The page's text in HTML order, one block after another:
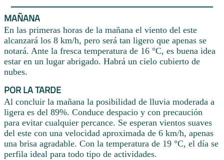
MAÑANA
En las primeras horas de la mañana el viento del este
alcanzará los 8 km/h, pero será tan ligero que apenas se
notará. Ante la fresca temperatura de 16 °C, es buena idea
estar en un lugar abrigado. Habrá un cielo cubierto de
nubes.
POR LA TARDE
Al concluir la mañana la posibilidad de lluvia moderada a
ligera es del 89%. Conduce despacio y con precaución
para evitar cualquier percance. Se esperan vientos suaves
del este con una velocidad aproximada de 6 km/h, apenas
una brisa agradable. Con la temperatura de 19 °C, el día se
perfila ideal para todo tipo de actividades.